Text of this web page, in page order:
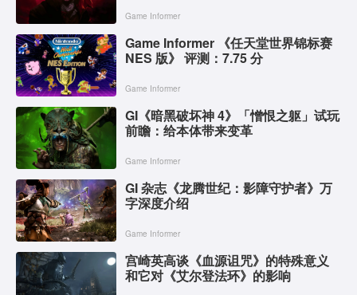
Game Informer
Game Informer 《任天堂世界锦标赛
NES 版》 评测：7.75 分
Game Informer
GI《暗黑破坏神 4》「憎恨之躯」试玩
前瞻：给本体带来变革
Game Informer
GI 杂志《龙腾世纪：影障守护者》万
字深度介绍
Game Informer
宫崎英高谈《血源诅咒》的特殊意义
和它对《艾尔登法环》的影响